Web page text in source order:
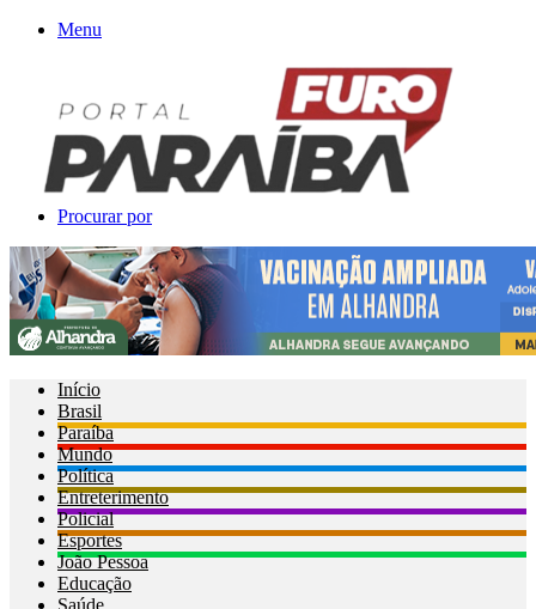
Menu
Procurar por
Início
Brasil
Paraíba
Mundo
Política
Entreterimento
Policial
Esportes
João Pessoa
Educação
Saúde